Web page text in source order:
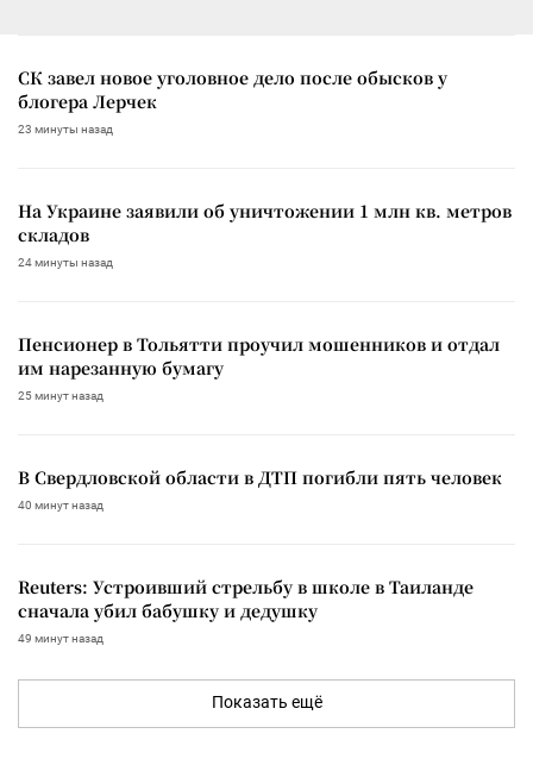
СК завел новое уголовное дело после обысков у
блогера Лерчек
23 минуты назад
На Украине заявили об уничтожении 1 млн кв. метров
складов
24 минуты назад
Пенсионер в Тольятти проучил мошенников и отдал
им нарезанную бумагу
25 минут назад
В Свердловской области в ДТП погибли пять человек
40 минут назад
Reuters: Устроивший стрельбу в школе в Таиланде
сначала убил бабушку и дедушку
49 минут назад
Показать ещё